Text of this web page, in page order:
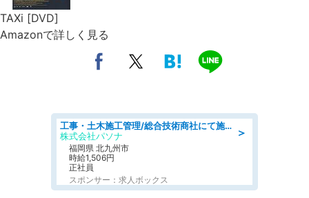
TAXi [DVD]
Amazonで詳しく見る
＞
工事・土木施工管理/総合技術商社にて施工管理のお仕事/即日勤務可/車通勤可/工事・土木施工管理/生産・品質管理
株式会社パソナ
福岡県 北九州市
時給1,506円
正社員
スポンサー：求人ボックス